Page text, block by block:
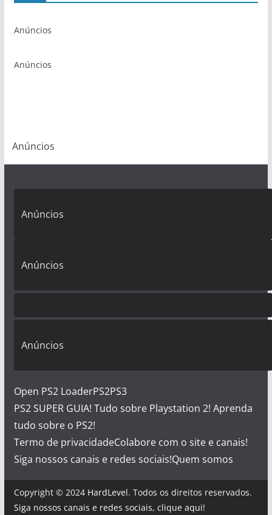
Anúncios
Anúncios
Anúncios
Anúncios
Anúncios
Anúncios
Open PS2 LoaderPS2PS3
PS2 SUPER GUIA! Tudo sobre Playstation 2! Aprenda
tudo sobre o PS2!
Termo de privacidadeColabore com o site e canais!
Siga nossos canais e redes sociais!Quem somos
Copyright © 2024 HardLevel. Todos os direitos reservados.
Siga nossos canais e redes sociais, clique aqui!